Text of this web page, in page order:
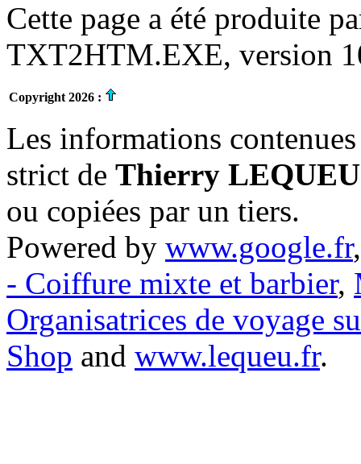
Cette page a été produite
TXT2HTM.EXE, version
Copyright 2026 :
Les informations
strict de Thierry LEQUEU
ou copiées par un tiers.
Powered by www.google.fr
- Coiffure mixte et barbier,
Organisatrices de voyage
Shop and www.lequeu.fr.